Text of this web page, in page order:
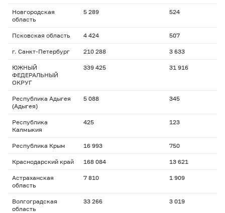
Новгородская
область
5 289 524
Псковская область 4 424 507
г. Санкт-Петербург 210 288 3 633
ЮЖНЫЙ
ФЕДЕРАЛЬНЫЙ
ОКРУГ
339 425 31 916
Республика Адыгея
(Адыгея)
5 088 345
Республика
Калмыкия
425 123
Республика Крым 16 993 750
Краснодарский край 168 084 13 621
Астраханская
область
7 810 1 909
Волгоградская
область
33 266 3 019